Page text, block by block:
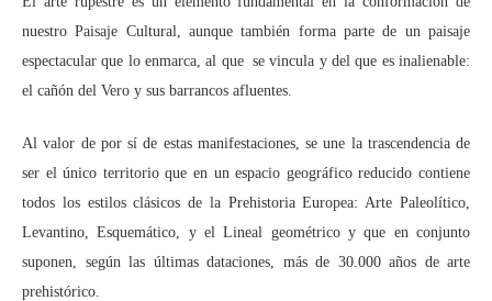
nuestro Paisaje Cultural, aunque también forma parte de un paisaje
espectacular que lo enmarca, al que se vincula y del que es inalienable:
el cañón del Vero y sus barrancos afluentes.
Al valor de por sí de estas manifestaciones, se une la trascendencia de
ser el único territorio que en un espacio geográfico reducido contiene
todos los estilos clásicos de la Prehistoria Europea: Arte Paleolítico,
Levantino, Esquemático, y el Lineal geométrico y que en conjunto
suponen, según las últimas dataciones, más de 30.000 años de arte
prehistórico.